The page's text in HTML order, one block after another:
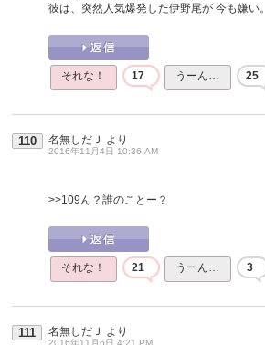
彼は、突然人気爆発した伊野尾が 今も嫌い。
それな！ 17 うーん… 25
110 名無しだＪ より
2016年11月4日 10:36 AM
>>109ん？誰のことー？
それな！ 21 うーん… 3
111 名無しだＪ より
2016年11月6日 4:21 PM